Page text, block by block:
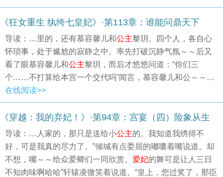
《狂女重生 纨绔七皇妃》·第113章：谁能问鼎天下
导读：…里的，还有慕容馨儿和公主黎玥。四个人，各自心
怀琐事，处于尴尬的寂静之中。率先打破沉静气氛～～后又
看了眼慕容馨儿和公主黎玥，而后才悠悠问道：“你们三
个……不打算给本宫一个交代吗”闻言，慕容馨儿和公～～…
在线阅读>>
《穿越：我的弃妃！》·第94章：宫宴（四）险象从生
导读：…人家的，那只是送给小公主的。我知道我绣得不
好，可是我真的尽力了。”倾城有点委屈的嘟囔着嘴说道。却
不想，嘴～～给众爱卿们一同欣赏。 爱妃的舞可是让人三日
不知肉味啊哈哈”轩辕凌微笑着说道。“皇上，您过奖了，那臣